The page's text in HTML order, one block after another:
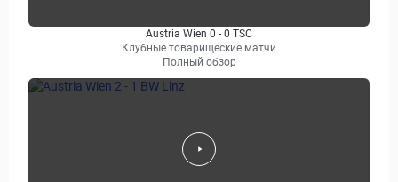
Austria Wien 0 - 0 TSC
Клубные товарищеские матчи
Полный обзор